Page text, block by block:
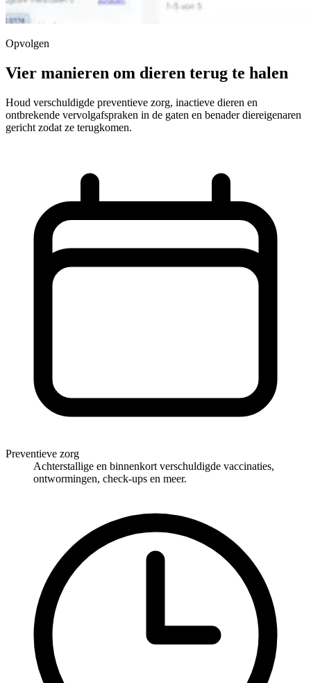
Opvolgen
Vier manieren om dieren terug te halen
Houd verschuldigde preventieve zorg, inactieve dieren en
ontbrekende vervolgafspraken in de gaten en benader diereigenaren
gericht zodat ze terugkomen.
Preventieve zorg
Achterstallige en binnenkort verschuldigde vaccinaties,
ontwormingen, check-ups en meer.